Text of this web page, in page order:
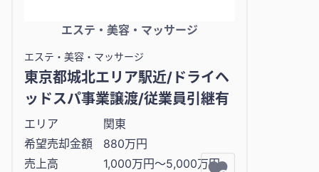
エステ・美容・マッサージ
エステ・美容・マッサージ
東京都城北エリア駅近/ドライヘ
ッドスパ事業譲渡/従業員引継有
エリア
関東
希望売却金額
880万円
売上高
1,000万円〜5,000万円